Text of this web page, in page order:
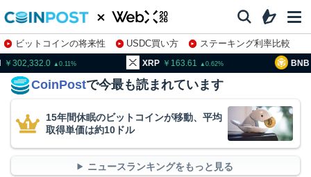
ビットコインの将来性 USDC買い方
ステーキング利率比較
株特集・関連銘柄
0.11 XRP 163.61 0.62 BNB
CoinPostで今最も読まれています
15年間休眠のビットコインが移動、平均
取得単価は約10ドル
ニュースランキングをもっと見る